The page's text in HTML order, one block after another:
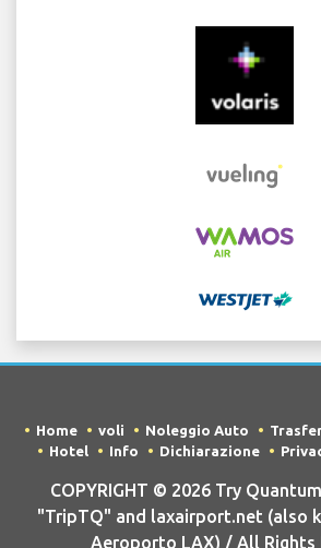
Home voli Noleggio Auto
Hotel
Info Dichiarazione
COPYRIGHT © 2026 Try
"TripTQ" and laxairport.net (also
Aeroporto LAX) / All Rights